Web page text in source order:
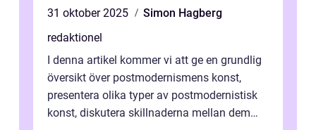
31 oktober 2025
Simon Hagberg
redaktionel
I denna artikel kommer vi att ge en grundlig
översikt över postmodernismens konst,
presentera olika typer av postmodernistisk
konst, diskutera skillnaderna mellan dem